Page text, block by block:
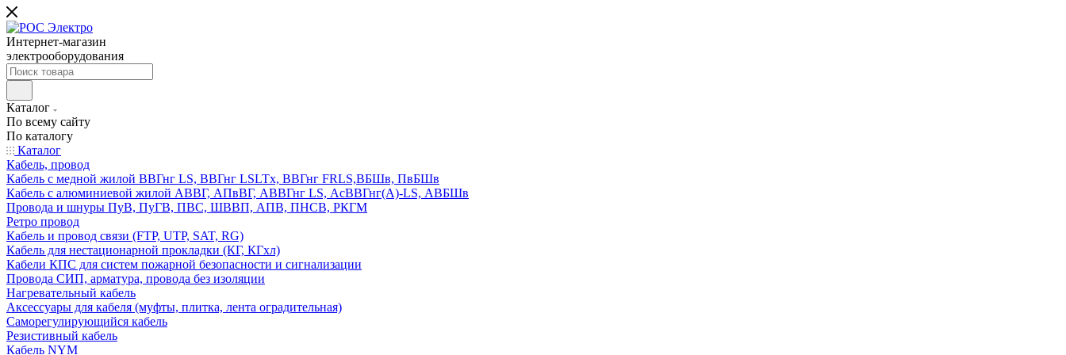
Интернет-магазин
электрооборудования
Каталог
По всему сайту
По каталогу
Каталог
Кабель, провод
Кабель с медной жилой ВВГнг LS, ВВГнг LSLTx, ВВГнг FRLS,ВБШв, ПвБШв
Кабель с алюминиевой жилой АВВГ, АПвВГ, АВВГнг LS, АсВВГнг(А)-LS, АВБШв
Провода и шнуры ПуВ, ПуГВ, ПВС, ШВВП, АПВ, ПНСВ, РКГМ
Ретро провод
Кабель и провод связи (FTP, UTP, SAT, RG)
Кабель для нестационарной прокладки (КГ, КГхл)
Кабели КПС для систем пожарной безопасности и сигнализации
Провода СИП, арматура, провода без изоляции
Нагревательный кабель
Аксессуары для кабеля (муфты, плитка, лента оградительная)
Саморегулирующийся кабель
Резистивный кабель
Кабель NYM